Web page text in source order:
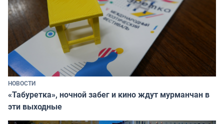
НОВОСТИ
«Табуретка», ночной забег и кино ждут мурманчан в
эти выходные